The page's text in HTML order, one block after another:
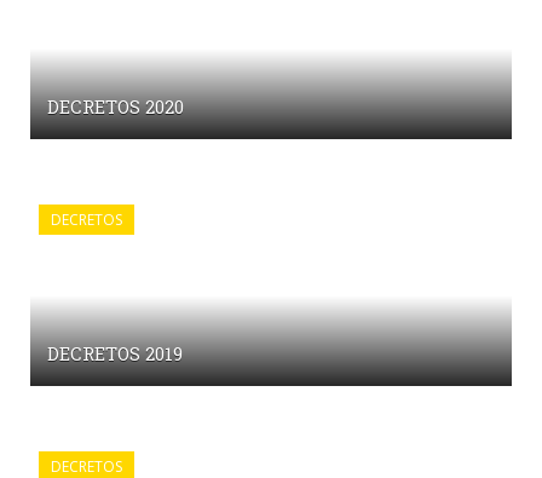
DECRETOS 2020
DECRETOS
DECRETOS 2019
DECRETOS